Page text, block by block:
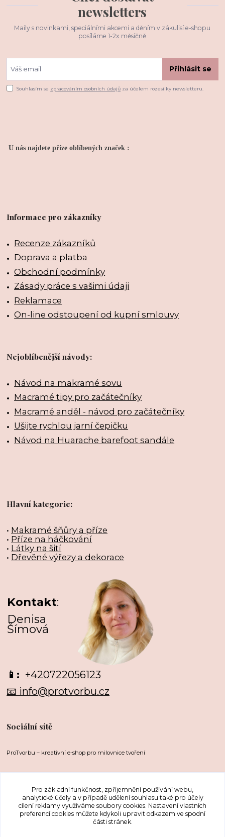
newsletters
Maily s novinkami, speciálními akcemi a děním v zákulisí e-shopu
posíláme 1-2x měsíčně
Přihlásit se
Souhlasím se zpracováním osobních údajů za účelem rozesílky newsletteru.
U nás najdete příze oblíbených značek :
Informace pro zákazníky
Recenze zákazníků
Doprava a platba
Obchodní podmínky
Zásady práce s vašimi údaji
Reklamace
On-line odstoupení od kupní smlouvy
Nejoblíbenější návody:
Návod na makramé sovu
Macramé tipy pro začátečníky
Macramé anděl - návod pro začátečníky
Ušijte rychlou jarní čepičku
Návod na Huarache barefoot sandále
Hlavní kategorie:
• Makramé šňůry a příze
• Příze na háčkování
• Látky na šití
• Dřevěné výřezy a dekorace
Kontakt:
Denisa
Šímová
📱: +420722056123
📧 info@protvorbu.cz
Sociální sítě
ProTvorbu – kreativní e-shop pro milovnice tvoření
Pro základní funkčnost, zpříjemnění používání webu,
analytické účely a v případě udělení souhlasu také pro účely
cílení reklamy využíváme soubory cookies. Nastavení vlastních
preferencí cookies můžete kdykoli upravit odkazem ve spodní
části stránek.